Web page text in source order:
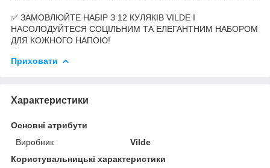
✅ ЗАМОВЛЮЙТЕ НАБІР З 12 КУЛЯКІВ VILDE І
НАСОЛОДУЙТЕСЯ СОЦІЛЬНИМ ТА ЕЛЕГАНТНИМ НАБОРОМ
ДЛЯ КОЖНОГО НАПОЮ!
Приховати
Характеристики
Основні атрибути
Виробник
Vilde
Користувальницькі характеристики